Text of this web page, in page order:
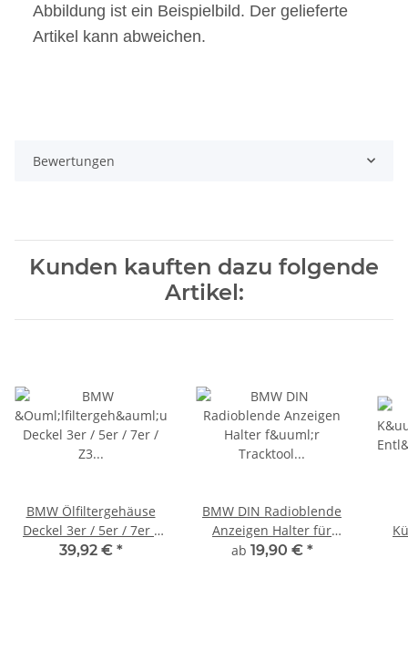
Abbildung ist ein Beispielbild. Der gelieferte
Artikel kann abweichen.
Bewertungen
Kunden kauften dazu folgende
Artikel:
BMW Ölfiltergehäuse
Deckel 3er / 5er / 7er /
Z3 / Z4
39,92 € *
BMW DIN Radioblende
Anzeigen Halter für
Tracktool Ringtool
ab 19,90 € *